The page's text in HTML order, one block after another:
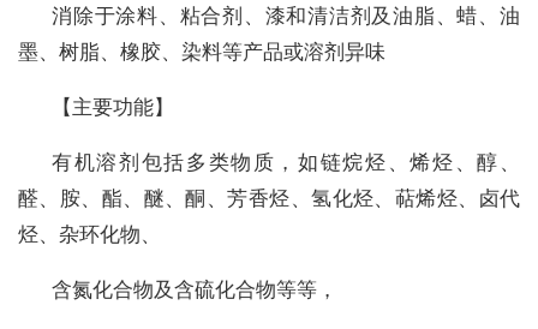
消除于涂料、粘合剂、漆和清洁剂及油脂、蜡、油
墨、树脂、橡胶、染料等产品或溶剂异味
【主要功能】
有机溶剂包括多类物质，如链烷烃、烯烃、醇、
醛、胺、酯、醚、酮、芳香烃、氢化烃、萜烯烃、卤代
烃、杂环化物、
含氮化合物及含硫化合物等等，